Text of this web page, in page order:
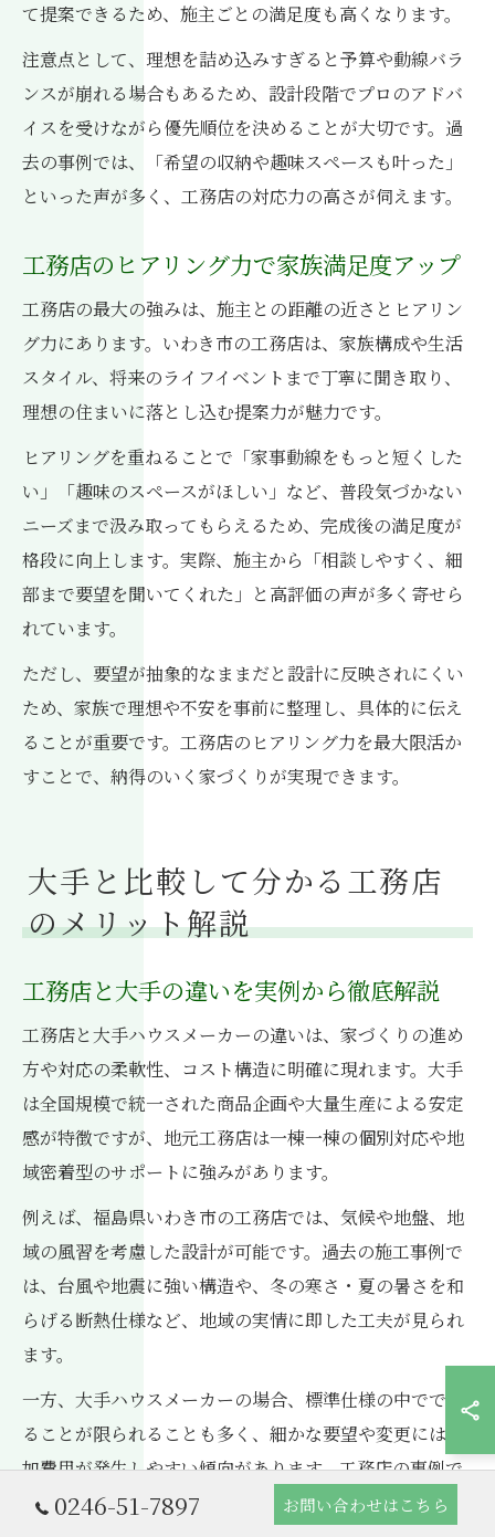
て提案できるため、施主ごとの満足度も高くなります。
注意点として、理想を詰め込みすぎると予算や動線バラ
ンスが崩れる場合もあるため、設計段階でプロのアドバ
イスを受けながら優先順位を決めることが大切です。過
去の事例では、「希望の収納や趣味スペースも叶った」
といった声が多く、工務店の対応力の高さが伺えます。
工務店のヒアリング力で家族満足度アップ
工務店の最大の強みは、施主との距離の近さとヒアリン
グ力にあります。いわき市の工務店は、家族構成や生活
スタイル、将来のライフイベントまで丁寧に聞き取り、
理想の住まいに落とし込む提案力が魅力です。
ヒアリングを重ねることで「家事動線をもっと短くした
い」「趣味のスペースがほしい」など、普段気づかない
ニーズまで汲み取ってもらえるため、完成後の満足度が
格段に向上します。実際、施主から「相談しやすく、細
部まで要望を聞いてくれた」と高評価の声が多く寄せら
れています。
ただし、要望が抽象的なままだと設計に反映されにくい
ため、家族で理想や不安を事前に整理し、具体的に伝え
ることが重要です。工務店のヒアリング力を最大限活か
すことで、納得のいく家づくりが実現できます。
大手と比較して分かる工務店
のメリット解説
工務店と大手の違いを実例から徹底解説
工務店と大手ハウスメーカーの違いは、家づくりの進め
方や対応の柔軟性、コスト構造に明確に現れます。大手
は全国規模で統一された商品企画や大量生産による安定
感が特徴ですが、地元工務店は一棟一棟の個別対応や地
域密着型のサポートに強みがあります。
例えば、福島県いわき市の工務店では、気候や地盤、地
域の風習を考慮した設計が可能です。過去の施工事例で
は、台風や地震に強い構造や、冬の寒さ・夏の暑さを和
らげる断熱仕様など、地域の実情に即した工夫が見られ
ます。
一方、大手ハウスメーカーの場合、標準仕様の中ででき
ることが限られることも多く、細かな要望や変更には追
加費用が発生しやすい傾向があります。工務店の事例で
は、家族構成やライフスタイルに合わせた間取り変更
0246-51-7897 お問い合わせはこちら